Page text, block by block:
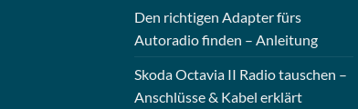
Den richtigen Adapter fürs
Autoradio finden – Anleitung
Skoda Octavia II Radio tauschen –
Anschlüsse & Kabel erklärt